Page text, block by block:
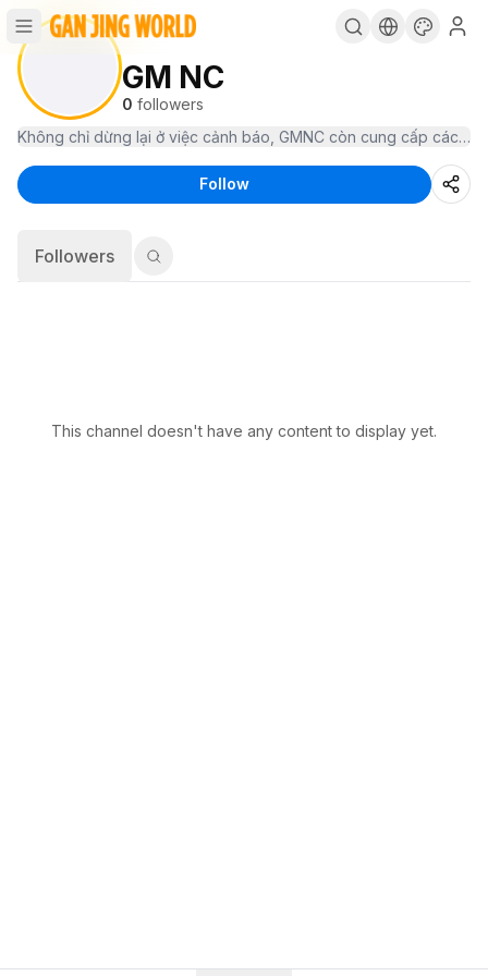
GM NC
0 followers
Không chỉ dừng lại ở việc cảnh báo, GMNC còn cung cấp các
Follow
Followers
This channel doesn't have any content to display yet.